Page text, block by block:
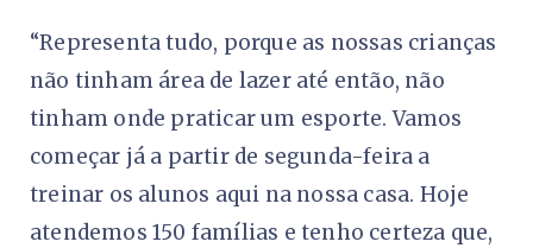
“Representa tudo, porque as nossas crianças
não tinham área de lazer até então, não
tinham onde praticar um esporte. Vamos
começar já a partir de segunda-feira a
treinar os alunos aqui na nossa casa. Hoje
atendemos 150 famílias e tenho certeza que,